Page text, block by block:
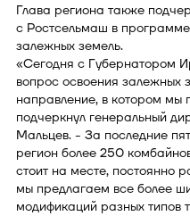
Глава региона также
с Ростсельмаш в
залежных земель.
«Сегодня с Губернатором
вопрос освоения залежных
направление, в котором мы
подчеркнул генеральный
Мальцев. - За последние
регион более 250
стоит на месте, постоянно
мы предлагаем все более
модификаций разных типов